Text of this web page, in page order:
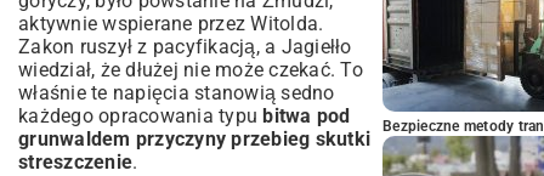
aktywnie wspierane przez Witolda.
Zakon ruszył z pacyfikacją, a Jagiełło
wiedział, że dłużej nie może czekać. To
właśnie te napięcia stanowią sedno
każdego opracowania typubitwa pod
grunwaldem przyczyny przebieg skutki
streszczenie.
Bezpieczne metody